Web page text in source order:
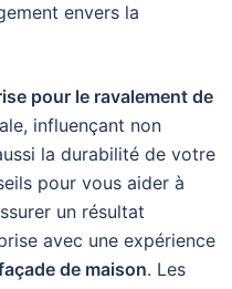
envers la
pour le ravalement de
influençant non
la durabilité de votre
pour vous aider à
un résultat
avec une expérience
de maison. Les